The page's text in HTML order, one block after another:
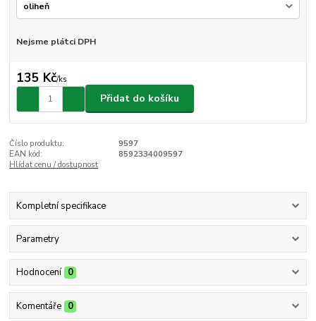
Nejsme plátci DPH
135 Kč/ks
Přidat do košíku
Číslo produktu:
9597
EAN kód:
8592334009597
Hlídat cenu / dostupnost
Kompletní specifikace
Parametry
Hodnocení 0
Komentáře 0